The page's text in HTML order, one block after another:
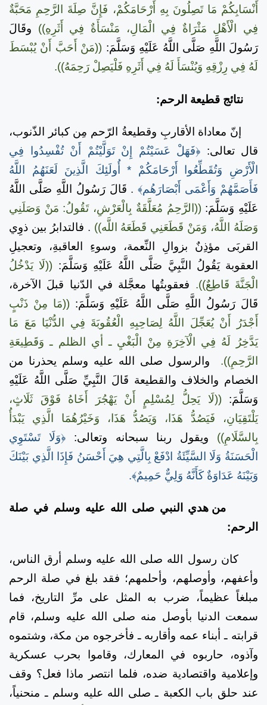
أَنْسَابِكُمْ مَا تَصِلُونَ بِهِ أَرْحَامَكُمْ، فَإِنَّ صِلَةَ الرَّحِمِ مَحَبَّةٌ
فِي الْأَهْلِ مَثْرَاةٌ فِي الْمَالِ، مَنْسَأَةٌ فِي أَثَرِهِ)) وقَالَ
رَسُولَ اللَّهِ صَلَّى اللَّهُ عَلَيْهِ وَسَلَّمَ: ((مَنْ أَحَبَّ أَنْ يُبْسَطَ
لَهُ فِي رِزْقِهِ وَيُنْسَأَ لَهُ فِي أَثَرِهِ فَلْيَصِلْ رَحِمَهُ)).
نتائج قطيعة الرحم:
إنّ معاداة الأقاربِ وقطيعةُ الرّحم مِن كبائر الذّنوب،
قال تعالى: ﴿فَهَلْ عَسَيْتُمْ إِنْ تَوَلَّيْتُمْ أَنْ تُفْسِدُوا فِي
الْأَرْضِ وَتُقَطِّعُوا أَرْحَامَكُمْ * أُولَئِكَ الَّذِينَ لَعَنَهُمُ اللَّهُ
فَأَصَمَّهُمْ وَأَعْمَى أَبْصَارَهُم﴾ . قَالَ رَسُولُ اللَّهِ صَلَّى اللَّهُ
عَلَيْهِ وَسَلَّمَ:((الرَّحِمُ مُعَلَّقَةٌ بِالْعَرْشِ، تَقُولُ: مَنْ وَصَلَنِي
وَصَلَهُ اللَّهُ، وَمَنْ قَطَعَنِي قَطَعَهُ اللَّه)) . فالتدابرُ بين ذوِي
القربَى مؤذِنٌ بزوالِ النِّعمة، وسوءِ العاقبةِ، وتعجيلِ
العقوبة يَقُولُ النَّبِيَّ صَلَّى اللَّهُ عَلَيْهِ وَسَلَّمَ: ((لَا يَدْخُلُ
الْجَنَّةَ قَاطِعٌ)). فعقوبتُها معجَّلة في الدّنيا قبلَ الآخرة،
قَالَ رَسُولُ اللَّهِ صَلَّى اللَّهُ عَلَيْهِ وَسَلَّمَ: ((مَا مِنْ ذَنْبٍ
أَجْدَرُ أَنْ يُعَجِّلَ اللَّهُ لِصَاحِبِهِ الْعُقُوبَةَ فِي الدُّنْيَا مَعَ مَا
يَدَّخِرُ لَهُ فِي الْآخِرَةِ مِنْ الْبَغْيِ ـ أي الظلم ـ وَقَطِيعَةِ
الرَّحِمِ)).
والرسول صلى الله عليه وسلم يحذرنا من
الخصام والخلاف والقطيعة قَالَ النَّبِيِّ صَلَّى اللَّهُ عَلَيْهِ
وَسَلَّمَ:((لَا يَحِلُّ لِمُسْلِمٍ أَنْ يَهْجُرَ أَخَاهُ فَوْقَ ثَلَاثٍ،
يَلْتَقِيَانِ، فَيَصُدُّ هَذَا، وَيَصُدُّ هَذَا، وَخَيْرُهُمَا الَّذِي يَبْدَأُ
بِالسَّلَامِ))
ويقول ربنا سبحانه وتعالى:﴿وَلَا تَسْتَوِي
الْحَسَنَةُ وَلَا السَّيِّئَةُ ادْفَعْ بِالَّتِي هِيَ أَحْسَنُ فَإِذَا الَّذِي بَيْنَكَ
وَبَيْنَهُ عَدَاوَةٌ كَأَنَّهُ وَلِيٌّ حَمِيمٌ﴾.
من هدي النبي صلى الله عليه وسلم في صلة
الرحم:
كان رسول الله صلى الله عليه وسلم أرق الناس،
وأعفهم، وأوصلهم، وأحلمهم؛ فقد بلغ في صلة الرحم
مبلغاً عظيماً، ضرب به المثل على مرِّ التاريخ، فما
سمعت الدنيا بأوصل منه صلى الله عليه وسلم، قام
قرابته ـ أبناء عمه وأقاربه ـ فأخرجوه من مكة، وشتموه
وآذوه، حاربوه في المعارك، وقاموا بحرب عسكرية
وإعلامية واقتصادية ضده، فلما انتصر ماذا فعل؟ وقف
عند حلق باب الكعبة ـ صلى الله عليه وسلم ـ منحنياً،